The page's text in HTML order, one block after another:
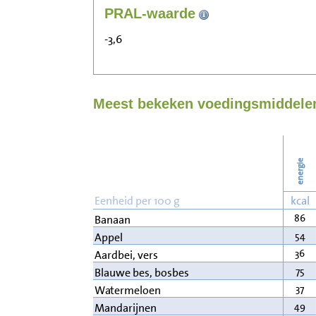
PRAL-waarde
-3,6
Meest bekeken
energie
Eenheid per 100 g kcal
Banaan
86
Appel 54
Aardbei, vers 36
Blauwe bes, bosbes 75
Watermeloen 37
Mandarijnen 49